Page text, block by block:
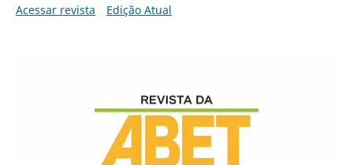
Acessar revista Edição Atual